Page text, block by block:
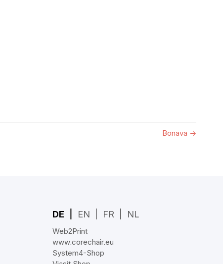
Bonava →
DE EN FR NL
Web2Print
www.corechair.eu
System4-Shop